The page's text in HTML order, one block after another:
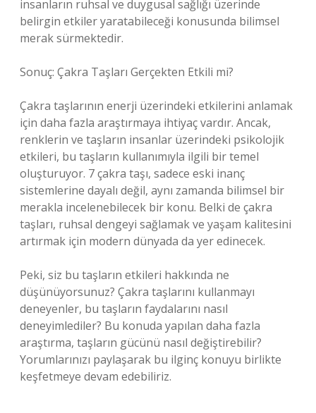
insanların ruhsal ve duygusal sağlığı üzerinde
belirgin etkiler yaratabileceği konusunda bilimsel
merak sürmektedir.
Sonuç: Çakra Taşları Gerçekten Etkili mi?
Çakra taşlarının enerji üzerindeki etkilerini anlamak
için daha fazla araştırmaya ihtiyaç vardır. Ancak,
renklerin ve taşların insanlar üzerindeki psikolojik
etkileri, bu taşların kullanımıyla ilgili bir temel
oluşturuyor. 7 çakra taşı, sadece eski inanç
sistemlerine dayalı değil, aynı zamanda bilimsel bir
merakla incelenebilecek bir konu. Belki de çakra
taşları, ruhsal dengeyi sağlamak ve yaşam kalitesini
artırmak için modern dünyada da yer edinecek.
Peki, siz bu taşların etkileri hakkında ne
düşünüyorsunuz? Çakra taşlarını kullanmayı
deneyenler, bu taşların faydalarını nasıl
deneyimlediler? Bu konuda yapılan daha fazla
araştırma, taşların gücünü nasıl değiştirebilir?
Yorumlarınızı paylaşarak bu ilginç konuyu birlikte
keşfetmeye devam edebiliriz.